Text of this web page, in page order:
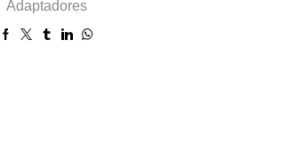
Adaptadores